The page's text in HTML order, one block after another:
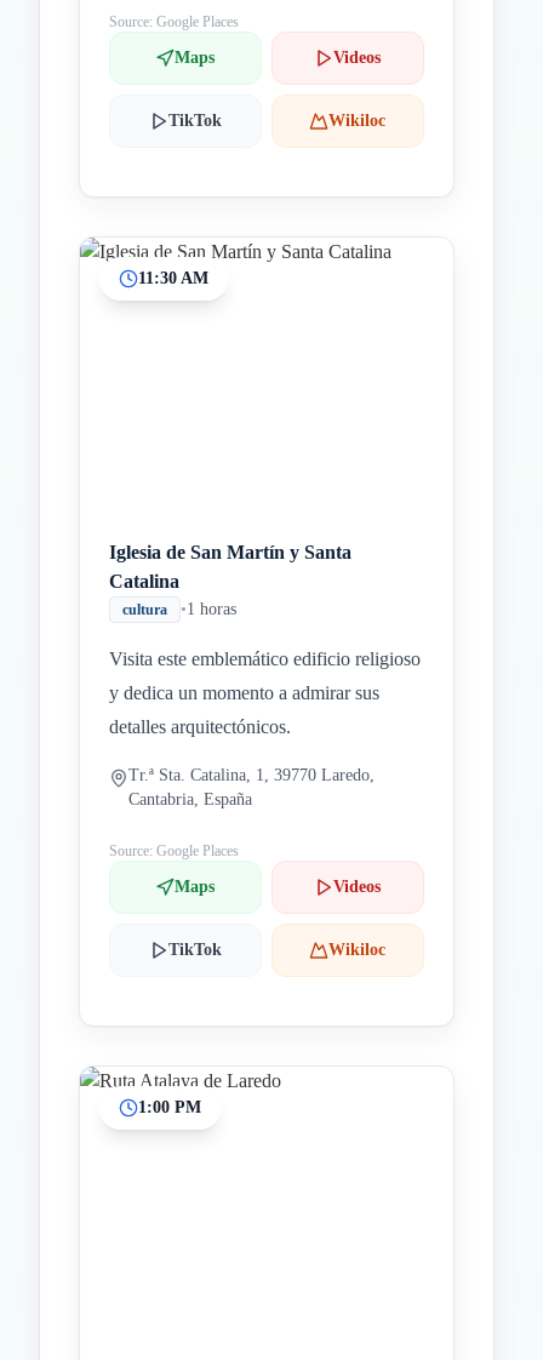
Source: Google Places
Maps Videos
TikTok Wikiloc
11:30 AM
Iglesia de San Martín y Santa
Catalina
cultura •1 horas
Visita este emblemático edificio religioso
y dedica un momento a admirar sus
detalles arquitectónicos.
Tr.ª Sta. Catalina, 1, 39770 Laredo,
Cantabria, España
Source: Google Places
Maps Videos
TikTok Wikiloc
1:00 PM